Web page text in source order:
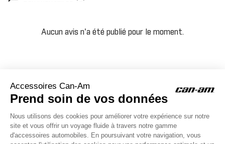
Aucun avis n'a été publié pour le moment.
ACCESSOIRES CAN-AM
Le site d'accessoires Can-Am vous propose des accessoires d'origine
pour équiper votre véhicule 3 roues (On Road) ou votre véhicule tout